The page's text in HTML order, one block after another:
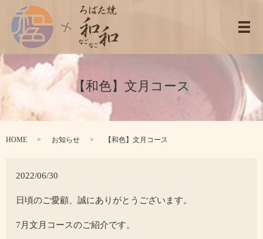
メ
【和色】文月コース
HOME お知らせ 【和色】文月コース
2022/06/30
日頃のご愛顧、誠にありがとうございます。
7月文月コースのご紹介です。